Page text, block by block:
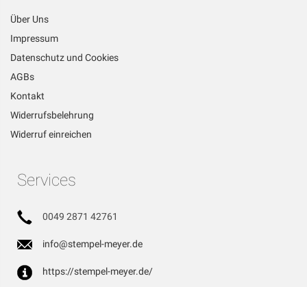
Über Uns
Impressum
Datenschutz und Cookies
AGBs
Kontakt
Widerrufsbelehrung
Widerruf einreichen
Services
0049 2871 42761
info@stempel-meyer.de
https://stempel-meyer.de/